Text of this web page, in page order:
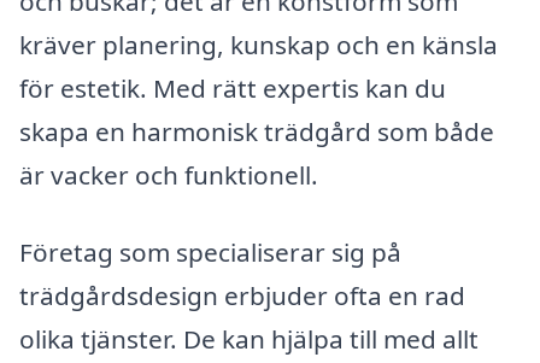
kräver planering, kunskap och en känsla
för estetik. Med rätt expertis kan du
skapa en harmonisk trädgård som både
är vacker och funktionell.
Företag som specialiserar sig på
trädgårdsdesign erbjuder ofta en rad
olika tjänster. De kan hjälpa till med allt